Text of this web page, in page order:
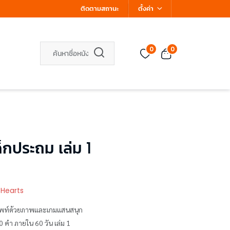
ติดตามสถานะ ตั้งค่า
0 0
ระถม เล่ม 1
Hearts
ด้วยภาพและเกมแสนสนุก
ำ ภายใน 60 วัน เล่ม 1